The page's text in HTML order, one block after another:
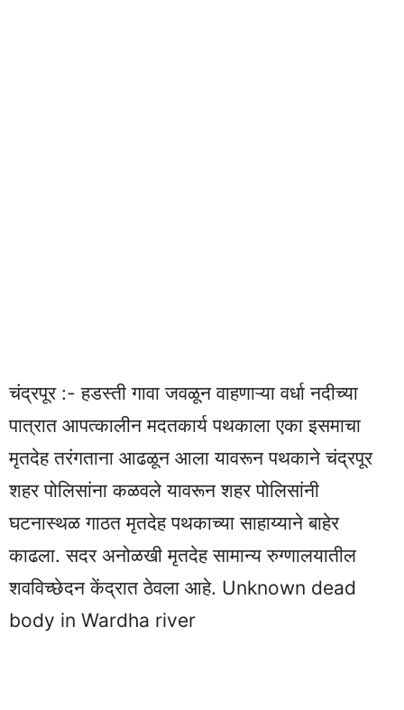
चंद्रपूर :- हडस्ती गावा जवळून वाहणाऱ्या वर्धा नदीच्या
पात्रात आपत्कालीन मदतकार्य पथकाला एका इसमाचा
मृतदेह तरंगताना आढळून आला यावरून पथकाने चंद्रपूर
शहर पोलिसांना कळवले यावरून शहर पोलिसांनी
घटनास्थळ गाठत मृतदेह पथकाच्या साहाय्याने बाहेर
काढला. सदर अनोळखी मृतदेह सामान्य रुग्णालयातील
शवविच्छेदन केंद्रात ठेवला आहे. Unknown dead
body in Wardha river